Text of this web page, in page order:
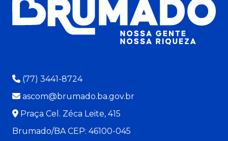
(77) 3441-8724
ascom@brumado.ba.gov.br
Praça Cel. Zéca Leite, 415
Brumado/BA CEP: 46100-045